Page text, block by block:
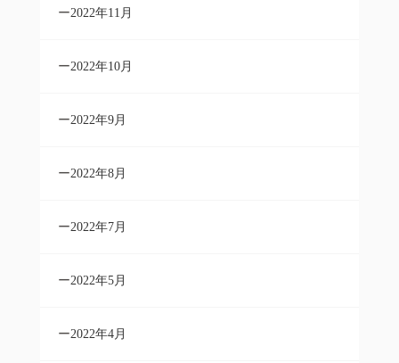
2022年11月
2022年10月
2022年9月
2022年8月
2022年7月
2022年5月
2022年4月